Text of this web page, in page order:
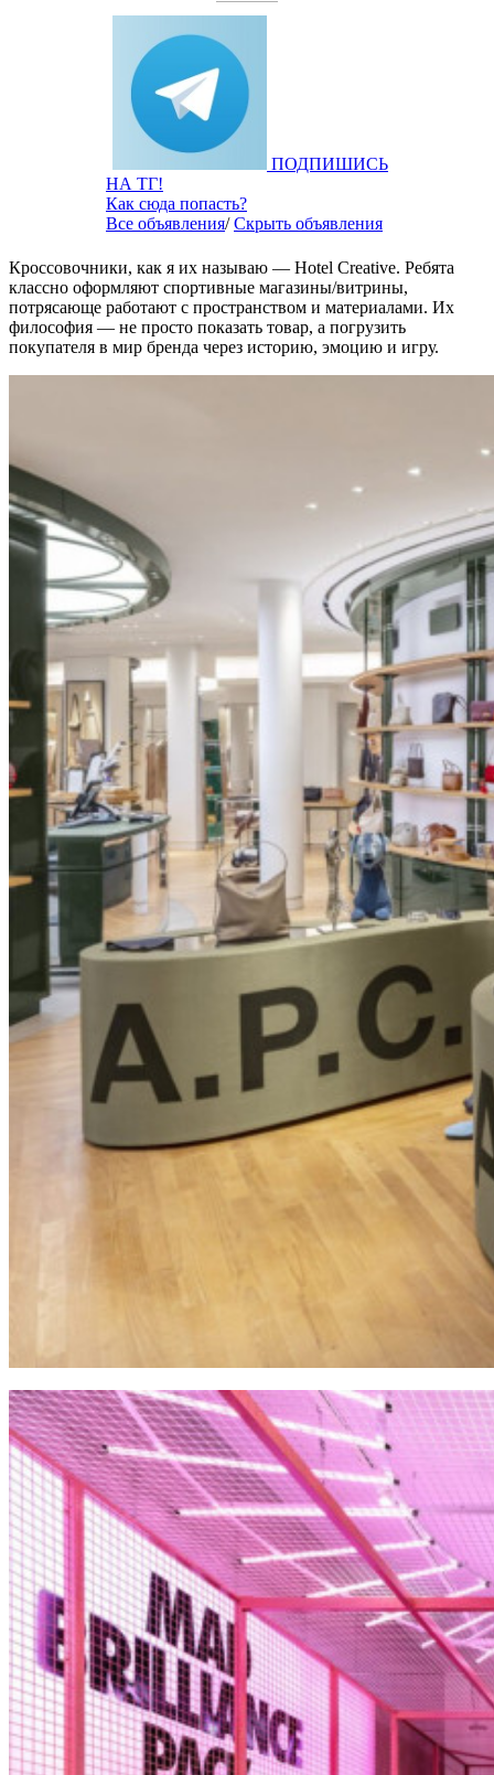
ПОДПИШИСЬ
НА ТГ!
Как сюда попасть?
Все объявления/Скрыть объявления
Кроссовочники, как я их называю — Hotel Creative. Ребята
классно оформляют спортивные магазины/витрины,
потрясающе работают с пространством и материалами. Их
философия — не просто показать товар, а погрузить
покупателя в мир бренда через историю, эмоцию и игру.